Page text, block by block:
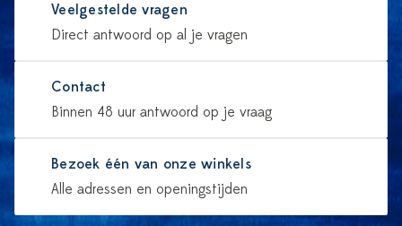
Veelgestelde vragen
Direct antwoord op al je vragen
Contact
Binnen 48 uur antwoord op je vraag
Bezoek één van onze winkels
Alle adressen en openingstijden